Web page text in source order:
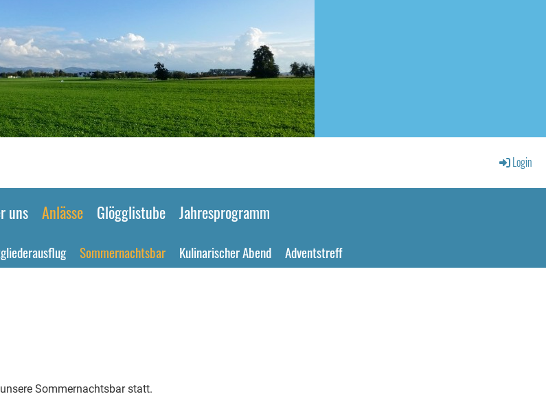
Login
uns Anlässe Glögglistube Jahresprogramm
Sommernachtsbar Kulinarischer Abend Adventstreff
Sommernachtsbar statt.